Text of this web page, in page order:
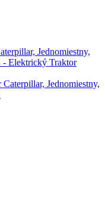
Jednomiestny,
- Elektrický Traktor